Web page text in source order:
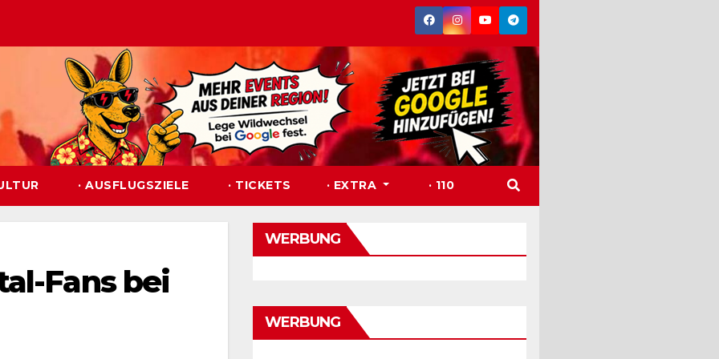
· AUSFLUGSZIELE · TICKETS · EXTRA · 110
Fans bei
WERBUNG
WERBUNG